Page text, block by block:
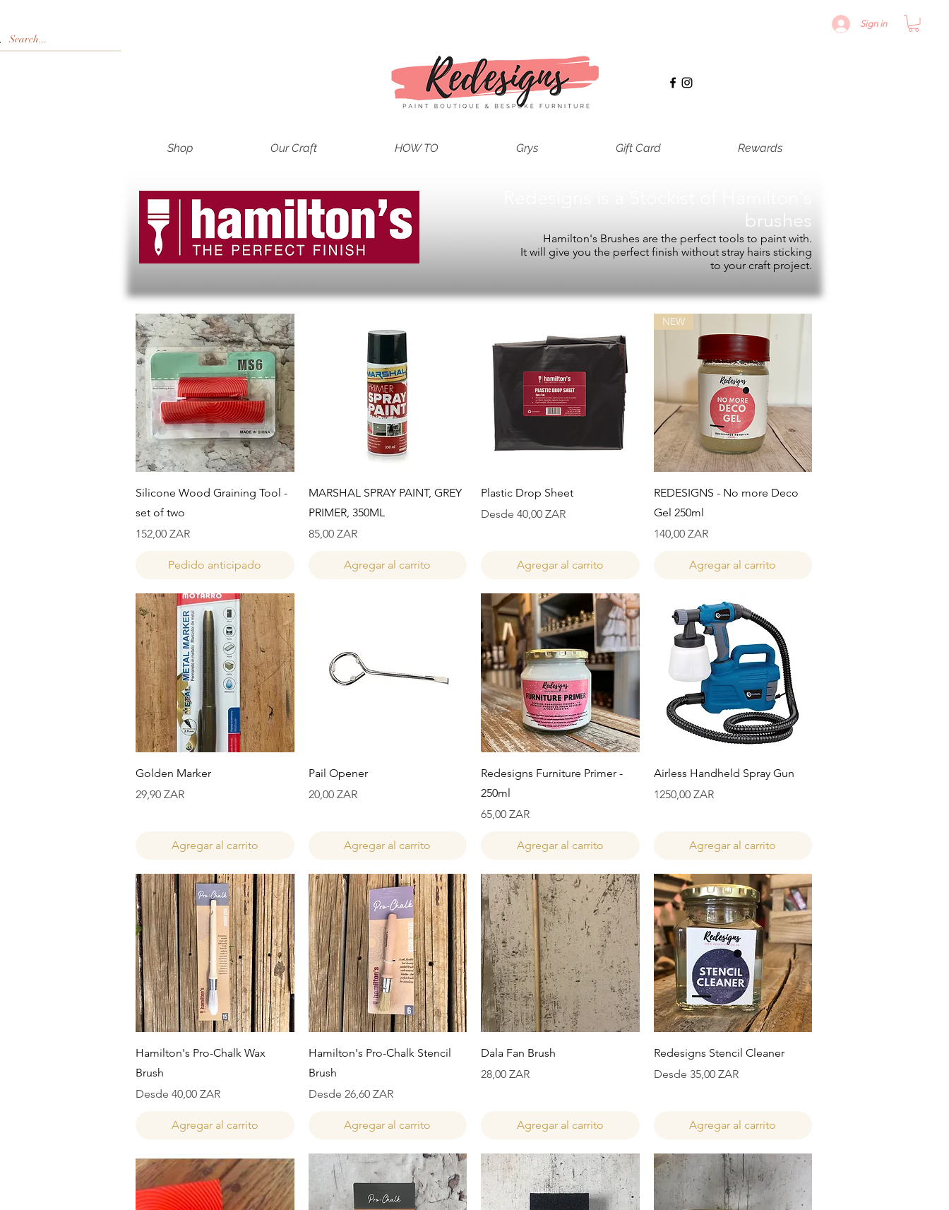
Sign in
Shop Our Craft HOW TO Grys Gift Card Rewards
brushes
Hamilton's Brushes are the perfect tools to paint with.
It will give you the perfect finish without stray hairs sticking
to your craft project.
Vista rápida
Silicone Wood Graining Tool -
set of two
Precio
152,00 ZAR
Pedido anticipado
Vista rápida
MARSHAL SPRAY PAINT, GREY
PRIMER, 350ML
Precio
85,00 ZAR
Agregar al carrito
Vista rápida
Plastic Drop Sheet
Desde 40,00 ZAR
Precio de oferta
Agregar al carrito
Vista rápida
NEW
REDESIGNS - No more Deco
Gel 250ml
Precio
140,00 ZAR
Agregar al carrito
Vista rápida
Golden Marker
Precio
29,90 ZAR
Agregar al carrito
Vista rápida
Pail Opener
Precio
20,00 ZAR
Agregar al carrito
Vista rápida
Redesigns Furniture Primer -
250ml
Precio
65,00 ZAR
Agregar al carrito
Vista rápida
Airless Handheld Spray Gun
Precio
1250,00 ZAR
Agregar al carrito
Vista rápida
Hamilton's Pro-Chalk Wax
Brush
Desde 40,00 ZAR
Precio de oferta
Agregar al carrito
Vista rápida
Hamilton's Pro-Chalk Stencil
Brush
Desde 26,60 ZAR
Precio de oferta
Agregar al carrito
Vista rápida
Dala Fan Brush
Precio
28,00 ZAR
Agregar al carrito
Vista rápida
Redesigns Stencil Cleaner
Desde 35,00 ZAR
Precio de oferta
Agregar al carrito